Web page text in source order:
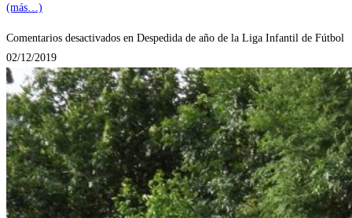
(más…)
Comentarios desactivados en Despedida de año de la Liga Infantil de Fútbol
02/12/2019